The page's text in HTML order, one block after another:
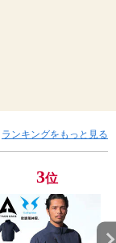
ランキングをもっと見る
3位